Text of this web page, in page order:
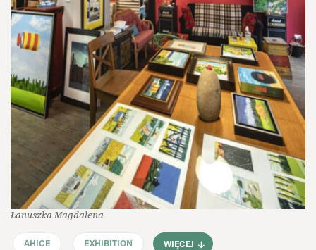
Łanuszka Magdalena
AHICE EXHIBITION WIĘCEJ